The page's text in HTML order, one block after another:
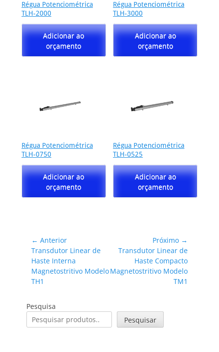
Régua Potenciométrica
TLH-2000
Adicionar ao
orçamento
Régua Potenciométrica
TLH-3000
Adicionar ao
orçamento
Régua Potenciométrica
TLH-0750
Adicionar ao
orçamento
Régua Potenciométrica
TLH-0525
Adicionar ao
orçamento
Navegação
de
Post
← Anterior
Post
anterior:
Transdutor Linear de
Haste Interna
Magnetostritivo Modelo
TH1
Próximo →
Próximo
Transdutor Linear de
Haste Compacto
Magnetostritivo Modelo
TM1
Pesquisa
Pesquisar